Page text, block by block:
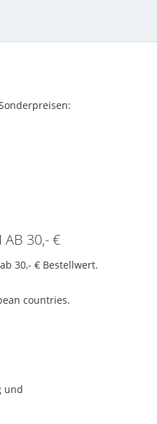
AB 30,- €
30,- € Bestellwert.
countries.
und